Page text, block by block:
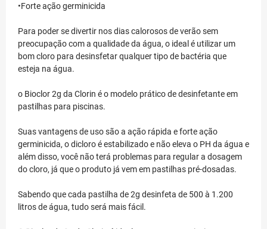
•Forte ação germinicida
Para poder se divertir nos dias calorosos de verão sem
preocupação com a qualidade da água, o ideal é utilizar um
bom cloro para desinsfetar qualquer tipo de bactéria que
esteja na água.
o Bioclor 2g da Clorin é o modelo prático de desinfetante em
pastilhas para piscinas.
Suas vantagens de uso são a ação rápida e forte ação
germinicida, o dicloro é estabilizado e não eleva o PH da água e
além disso, você não terá problemas para regular a dosagem
do cloro, já que o produto já vem em pastilhas pré-dosadas.
Sabendo que cada pastilha de 2g desinfeta de 500 à 1.200
litros de água, tudo será mais fácil.